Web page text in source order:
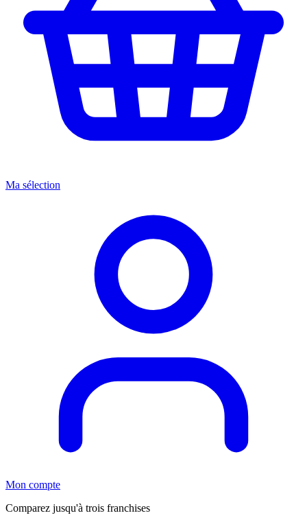
Ma sélection
Mon compte
Comparez jusqu'à trois franchises